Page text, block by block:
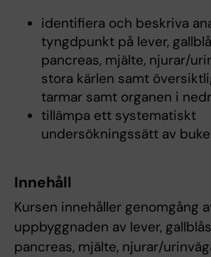
identifiera och beskriva
tyngdpunkt på lever,
pancreas, mjälte, njurar/
stora kärlen samt
tarmar samt organen i
tillämpa ett systematiskt
undersökningssätt av
Innehåll
Kursen innehåller genomgång
uppbyggnaden av lever,
pancreas, mjälte, njurar/